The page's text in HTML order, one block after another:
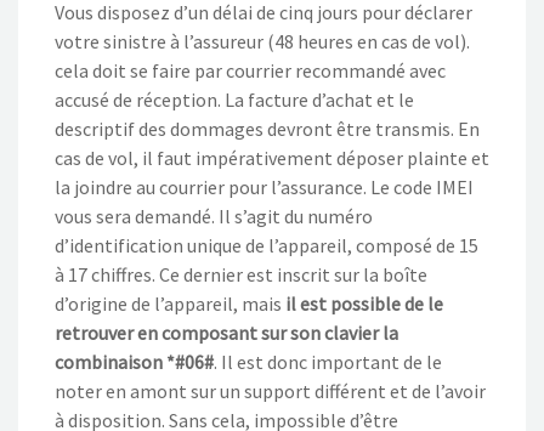
Vous disposez d’un délai de cinq jours pour déclarer
votre sinistre à l’assureur (48 heures en cas de vol).
cela doit se faire par courrier recommandé avec
accusé de réception. La facture d’achat et le
descriptif des dommages devront être transmis. En
cas de vol, il faut impérativement déposer plainte et
la joindre au courrier pour l’assurance. Le code IMEI
vous sera demandé. Il s’agit du numéro
d’identification unique de l’appareil, composé de 15
à 17 chiffres. Ce dernier est inscrit sur la boîte
d’origine de l’appareil, mais il est possible de le
retrouver en composant sur son clavier la
combinaison *#06#. Il est donc important de le
noter en amont sur un support différent et de l’avoir
à disposition. Sans cela, impossible d’être